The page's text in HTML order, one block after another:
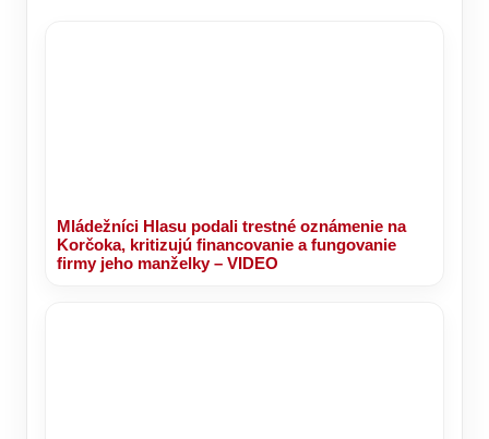
Mládežníci Hlasu podali trestné oznámenie na
Korčoka, kritizujú financovanie a fungovanie
firmy jeho manželky – VIDEO